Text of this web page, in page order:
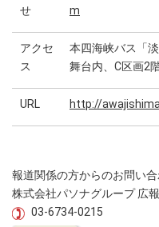
せ
m
アクセ
ス
本四海峡バス「
舞台内、C区画2階
URL http://
報道関係の方からのお問い
株式会社パソナグループ 広
03-6734-0215